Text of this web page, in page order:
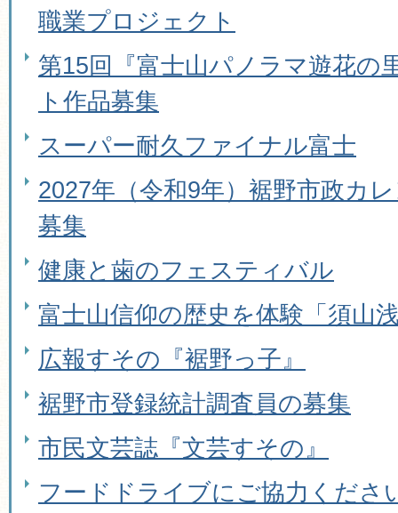
職業プロジェクト
第15回『富士山パノラマ遊花の
ト作品募集
スーパー耐久ファイナル富士
2027年（令和9年）裾野市政カ
募集
健康と歯のフェスティバル
富士山信仰の歴史を体験「須山
広報すその『裾野っ子』
裾野市登録統計調査員の募集
市民文芸誌『文芸すその』
フードドライブにご協力くださ